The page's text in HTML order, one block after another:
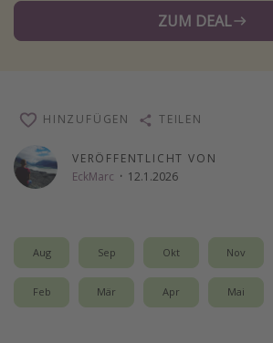
Disneyland Paris
Singlereisen
Strandurlaub
Gruppenreisen
Hotels in Amsterdam
Hotels am Achensee
ZUM DEAL
VERÖFFENTLICHT VON
EckMarc · 12.1.2026
HINZUFÜGEN TEILEN
Aug Sep Okt Nov
Feb Mär Apr Mai